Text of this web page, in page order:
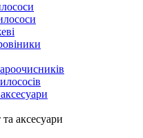
аксесуари